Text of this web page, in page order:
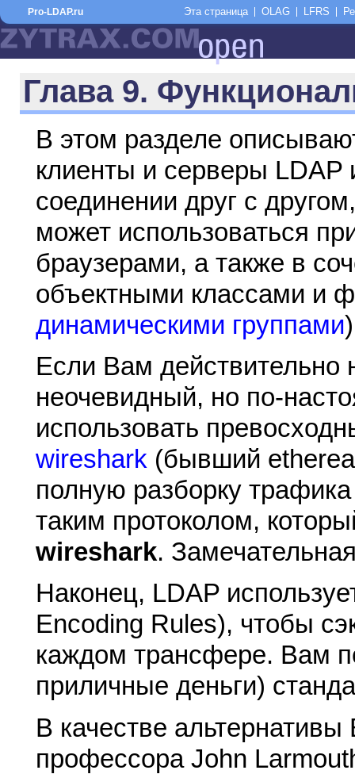
Глава 9.
В этом разделе
клиенты и серверы LDAP
соединении друг с
может использоваться
браузерами, а также в
объектными классами и
динамическими группами
Если Вам действительно
неочевидный, но по-
использовать
wireshark (бывший
полную разборку
таким протоколом,
wireshark.
Наконец, LDAP
Encoding Rules), чтобы
каждом трансфере. Вам
приличные деньги)
В качестве
профессора John
Pro-LDAP.ru Эта страница OLAG LFRS